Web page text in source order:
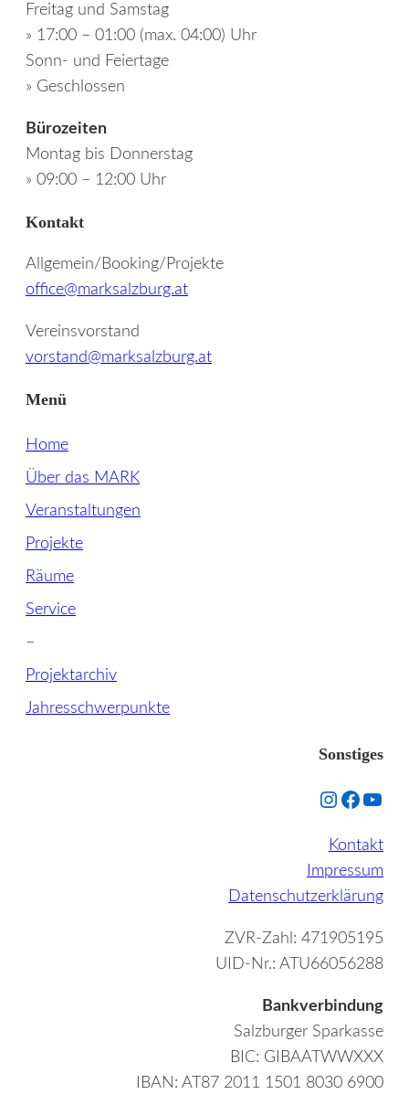
Freitag und Samstag
» 17:00 – 01:00 (max. 04:00) Uhr
Sonn- und Feiertage
» Geschlossen
Bürozeiten
Montag bis Donnerstag
» 09:00 – 12:00 Uhr
Kontakt
Allgemein/Booking/Projekte
office@marksalzburg.at
Vereinsvorstand
vorstand@marksalzburg.at
Menü
Home
Über das MARK
Veranstaltungen
Projekte
Räume
Service
–
Projektarchiv
Jahresschwerpunkte
Sonstiges
Instagram
Kontakt
Impressum
Datenschutzerklärung
ZVR-Zahl: 471905195
UID-Nr.: ATU66056288
Bankverbindung
Salzburger Sparkasse
BIC: GIBAATWWXXX
IBAN: AT87 2011 1501 8030 6900